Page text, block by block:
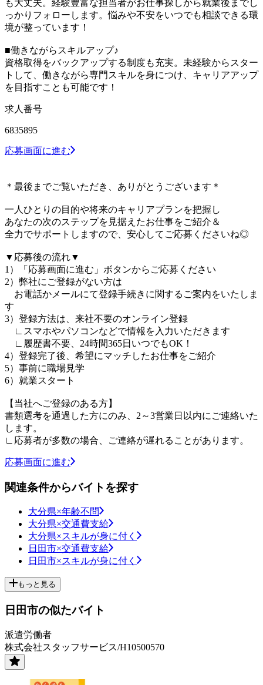
も大丈夫。経験豊富な担当者がお仕事探しから就業後までし
っかりフォローします。悩みや不安をいつでも相談できる環
境が整っています！
■働きながらスキルアップ♪
資格取得をバックアップする制度も充実。未経験からスター
トして、働きながら専門スキルを身につけ、キャリアアップ
を目指すことも可能です！
求人番号
6835895
応募画面に進む
＊最後までご覧いただき、ありがとうございます＊
一人ひとりの目的や将来のキャリアプランを把握し
あなたの次のステップを見据えたお仕事をご紹介＆
全力でサポートしますので、安心してご応募くださいね◎
▼応募後の流れ▼
1）「応募画面に進む」ボタンからご応募ください
2）弊社にご登録がない方は
お電話かメールにて登録手続きに関するご案内をいたしま
す
3）登録方法は、来社不要のオンライン登録
∟スマホやパソコンなどで情報を入力いただきます
∟履歴書不要、24時間365日いつでもOK！
4）登録完了後、希望にマッチしたお仕事をご紹介
5）事前に職場見学
6）就業スタート
【当社へご登録のある方】
書類選考を通過した方にのみ、2～3営業日以内にご連絡いた
します。
∟応募者が多数の場合、ご連絡が遅れることがあります。
応募画面に進む
関連条件からバイトを探す
大分県×年齢不問
大分県×交通費支給
大分県×スキルが身に付く
日田市×交通費支給
日田市×スキルが身に付く
もっと見る
日田市の似たバイト
派遣労働者
株式会社スタッフサービス/H10500570